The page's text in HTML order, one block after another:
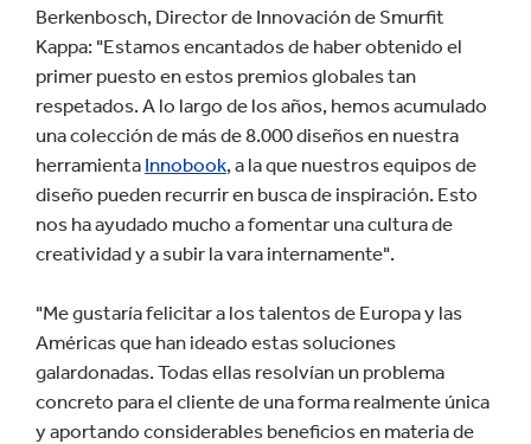
Berkenbosch, Director de Innovación de Smurfit
Kappa: "Estamos encantados de haber obtenido el
primer puesto en estos premios globales tan
respetados. A lo largo de los años, hemos acumulado
una colección de más de 8.000 diseños en nuestra
herramienta Innobook, a la que nuestros equipos de
diseño pueden recurrir en busca de inspiración. Esto
nos ha ayudado mucho a fomentar una cultura de
creatividad y a subir la vara internamente".
"Me gustaría felicitar a los talentos de Europa y las
Américas que han ideado estas soluciones
galardonadas. Todas ellas resolvían un problema
concreto para el cliente de una forma realmente única
y aportando considerables beneficios en materia de